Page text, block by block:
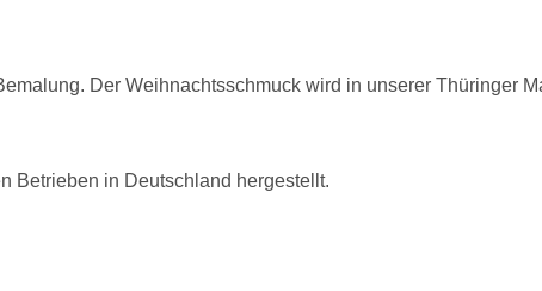
Der Weihnachtsschmuck wird in unserer Thüringer
Betrieben in Deutschland hergestellt.